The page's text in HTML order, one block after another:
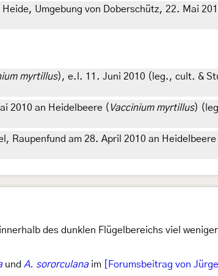
Umgebung von Doberschütz, 22. Mai
myrtillus), e.l. 11. Juni 2010 (leg., cult. &
2010 an Heidelbeere ( Vaccinium myrtillus)
Raupenfund am 28. April 2010 an Heidelbeere
des dunklen Flügelbereichs viel
und A. sororculanaim [Forumsbeitrag von